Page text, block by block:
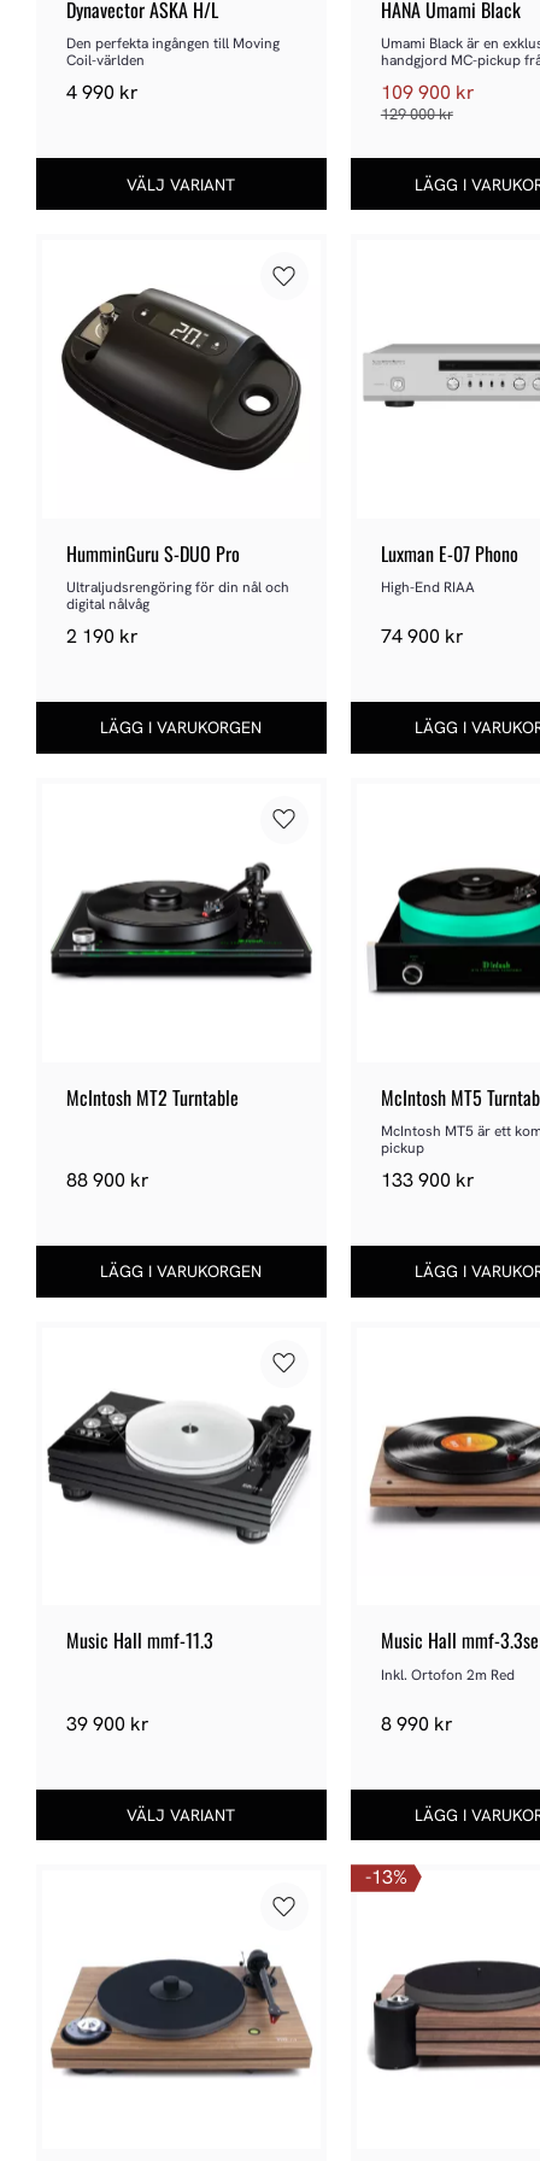
Dynavector ASKA H/L
Den perfekta ingången till Moving
Coil-världen
4 990 kr
HANA Umami Black
Umami Black är en
handgjord MC-pickup
109 900 kr
129 000kr
HumminGuru S-DUO Pro
Ultraljudsrengöring för din nål och
digital nålvåg
2 190 kr
Lägg till i favoriter
Luxman E‑07 Phono
High-End RIAA
74 900kr
McIntosh MT2 Turntable
88 900 kr
Lägg till i favoriter
McIntosh MT5
McIntosh MT5 är ett
pickup
133 900kr
Music Hall mmf-11.3
39 900 kr
Lägg till i favoriter
Music Hall mmf-3.3se
Inkl. Ortofon 2m Red
8 990kr
Lägg till i favoriter
13%